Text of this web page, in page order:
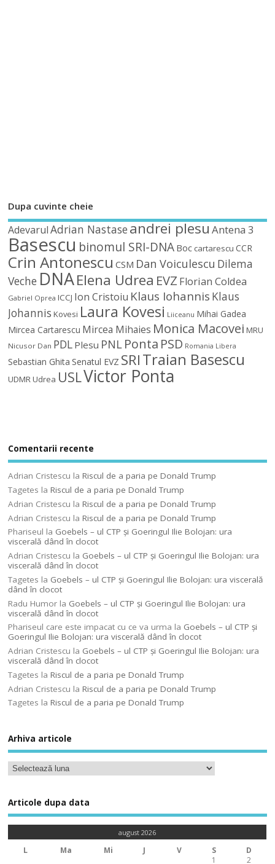
Dupa cuvinte cheie
Adevarul Adrian Nastase andrei plesu Antena 3
Basescu binomul SRI-DNA Boc cartarescu CCR
Crin Antonescu CSM Dan Voiculescu Dilema
Veche DNAElena Udrea EVZ Florian Coldea
Gabriel Oprea ICCJ Ion Cristoiu Klaus Iohannis Klaus
Johannis Kovesi Laura Kovesi Liiceanu Mihai Gadea
Mircea Cartarescu Mircea Mihaies Monica Macovei MRU
Nicusor Dan PDL Plesu PNL Ponta PSD Romania Libera
Sebastian Ghita Senatul EVZ SRITraian Basescu
UDMRUdrea USLVictor Ponta
Comentarii recente
Adrian Cristescu laRiscul de a paria pe Donald Trump
Tagetes laRiscul de a paria pe Donald Trump
Adrian Cristescu laRiscul de a paria pe Donald Trump
Adrian Cristescu laRiscul de a paria pe Donald Trump
Phariseul la Goebels – ul CTP şi Goeringul Ilie Bolojan: ura
viscerală dând în clocot
Adrian Cristescu la Goebels – ul CTP şi Goeringul Ilie Bolojan: ura
viscerală dând în clocot
Tagetes la Goebels – ul CTP şi Goeringul Ilie Bolojan: ura viscerală
dând în clocot
Radu Humor la Goebels – ul CTP şi Goeringul Ilie Bolojan: ura
viscerală dând în clocot
Phariseul care este impacat cu ce va urma la Goebels – ul CTP şi
Goeringul Ilie Bolojan: ura viscerală dând în clocot
Adrian Cristescu la Goebels – ul CTP şi Goeringul Ilie Bolojan: ura
viscerală dând în clocot
Tagetes laRiscul de a paria pe Donald Trump
Adrian Cristescu laRiscul de a paria pe Donald Trump
Tagetes laRiscul de a paria pe Donald Trump
Arhiva articole
Articole dupa data
august 2026
L Ma Mi J V S
D
1
2